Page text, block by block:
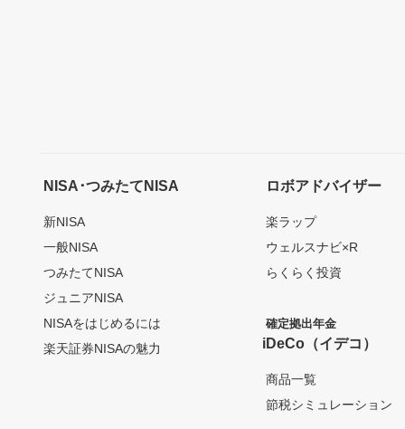
NISA･つみたてNISA
新NISA
一般NISA
つみたてNISA
ジュニアNISA
NISAをはじめるには
楽天証券NISAの魅力
ロボアドバイザー
楽ラップ
ウェルスナビ×R
らくらく投資
確定拠出年金
iDeCo（イデコ）
商品一覧
節税シミュレーション